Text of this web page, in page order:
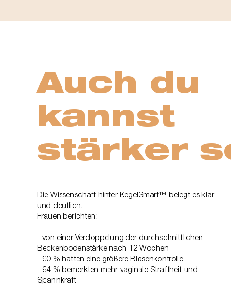
Auch du
kannst
stärker
Die Wissenschaft hinter KegelSmart™ belegt es klar
und deutlich.
Frauen berichten:
- von einer Verdoppelung der durchschnittlichen
Beckenbodenstärke nach 12 Wochen
- 90 % hatten eine größere Blasenkontrolle
- 94 % bemerkten mehr vaginale Straffheit und
Spannkraft